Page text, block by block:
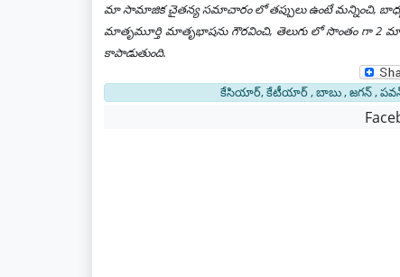
మా సామాజిక చైతన్య సమాచారం లో తప్పులు ఉంటే మన్నించి,
మాతృమూర్తి మాతృభాషను గౌరవించి, తెలుగు లో సొంతం గా 2
కాపాడుతుంది.
కేసియార్, కేటీయార్ , బాబు , జగన్ , పవన్